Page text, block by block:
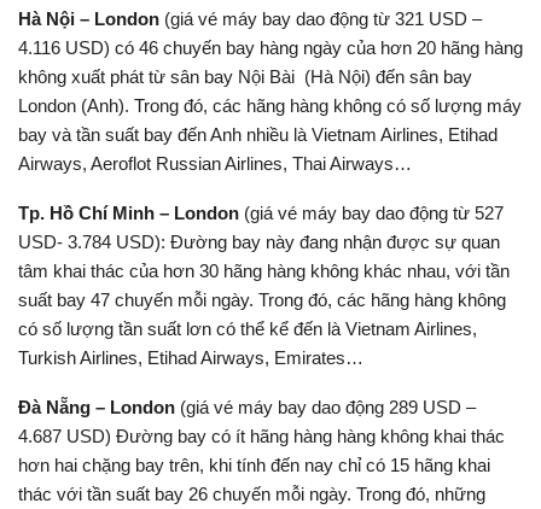
Hà Nội – London (giá vé máy bay dao động từ 321 USD –
4.116 USD) có 46 chuyến bay hàng ngày của hơn 20 hãng hàng
không xuất phát từ sân bay Nội Bài (Hà Nội) đến sân bay
London (Anh). Trong đó, các hãng hàng không có số lượng máy
bay và tần suất bay đến Anh nhiều là Vietnam Airlines, Etihad
Airways, Aeroflot Russian Airlines, Thai Airways…
Tp. Hồ Chí Minh – London (giá vé máy bay dao động từ 527
USD- 3.784 USD): Đường bay này đang nhận được sự quan
tâm khai thác của hơn 30 hãng hàng không khác nhau, với tần
suất bay 47 chuyến mỗi ngày. Trong đó, các hãng hàng không
có số lượng tần suất lơn có thể kể đến là Vietnam Airlines,
Turkish Airlines, Etihad Airways, Emirates…
Đà Nẵng – London (giá vé máy bay dao động 289 USD –
4.687 USD) Đường bay có ít hãng hàng hàng không khai thác
hơn hai chặng bay trên, khi tính đến nay chỉ có 15 hãng khai
thác với tần suất bay 26 chuyến mỗi ngày. Trong đó, những